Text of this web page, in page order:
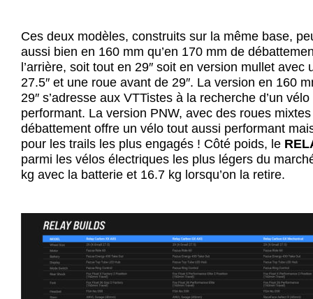
Ces deux modèles, construits sur la même base,
aussi bien en 160 mm qu’en 170 mm de
l’arrière, soit tout en 29″ soit en version mullet avec
27.5″ et une roue avant de 29″. La version en 160
29″ s’adresse aux VTTistes à la recherche d’un
performant. La version PNW, avec des roues
débattement offre un vélo tout aussi performant
pour les trails les plus engagés ! Côté poids, le
parmi les vélos électriques les plus légers du
kg avec la batterie et 16.7 kg lorsqu’on la retire.